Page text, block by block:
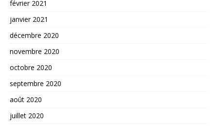
février 2021
janvier 2021
décembre 2020
novembre 2020
octobre 2020
septembre 2020
août 2020
juillet 2020